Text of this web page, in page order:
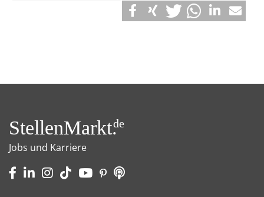
StellenMarkt.de
Jobs und Karriere